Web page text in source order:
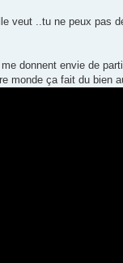
veut ..tu ne peux pas
donnent envie de
monde ça fait du bien